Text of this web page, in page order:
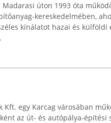
Madarasi úton 1993 óta
kereskedelmében,
kínálatot hazai és külföldi
Kft. egy Karcag városában
az út- és autópálya-építési